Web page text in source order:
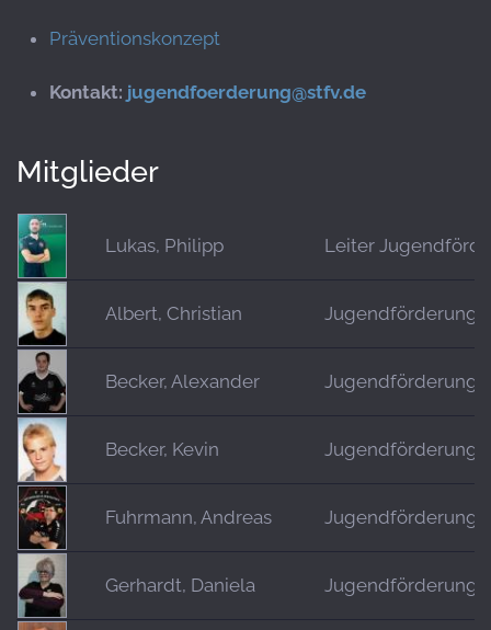
Präventionskonzept
Kontakt: jugendfoerderung@stfv.de
Mitglieder
Lukas, Philipp Leiter
Albert, Christian Jugendförderung
Becker, Alexander Jugendförderung
Becker, Kevin Jugendförderung
Fuhrmann, Andreas Jugendförderung
Gerhardt, Daniela Jugendförderung